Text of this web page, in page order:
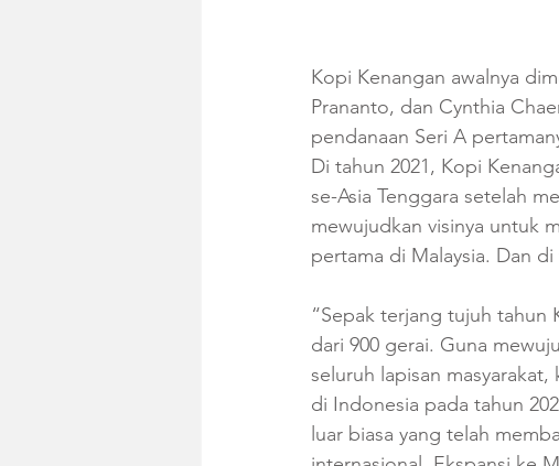
Kopi Kenangan awalnya
Prananto, dan Cynthia
pendanaan Seri A
Di tahun 2021, Kopi
se-Asia Tenggara setelah
mewujudkan visinya untuk
pertama di Malaysia. Dan
“Sepak terjang tujuh tahun
dari 900 gerai. Guna
seluruh lapisan
di Indonesia pada tahun
luar biasa yang telah